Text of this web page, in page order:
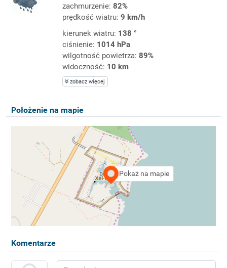
zachmurzenie: 82%
prędkość wiatru: 9 km/h
kierunek wiatru: 138 °
ciśnienie: 1014 hPa
wilgotność powietrza: 89%
widoczność: 10 km
zobacz więcej
Położenie na mapie
Pokaż na mapie
Komentarze